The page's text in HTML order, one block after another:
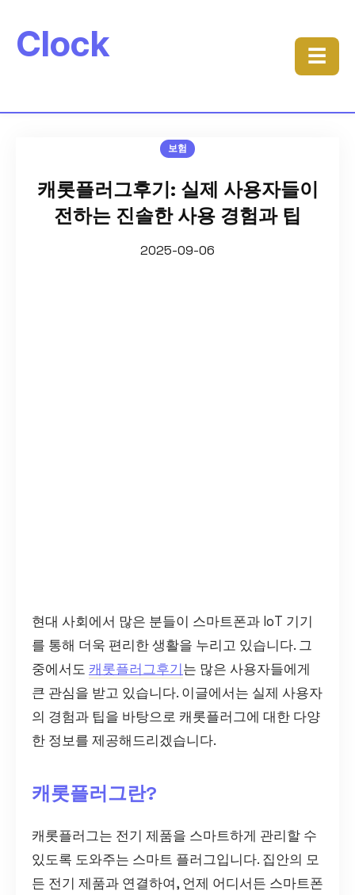
Clock ☰
보험
캐롯플러그후기: 실제 사용자들이
전하는 진솔한 사용 경험과 팁
2025-09-06
현대 사회에서 많은 분들이 스마트폰과 IoT 기기
를 통해 더욱 편리한 생활을 누리고 있습니다. 그
중에서도 캐롯플러그후기는 많은 사용자들에게
큰 관심을 받고 있습니다. 이글에서는 실제 사용자
의 경험과 팁을 바탕으로 캐롯플러그에 대한 다양
한 정보를 제공해드리겠습니다.
캐롯플러그란?
캐롯플러그는 전기 제품을 스마트하게 관리할 수
있도록 도와주는 스마트 플러그입니다. 집안의 모
든 전기 제품과 연결하여, 언제 어디서든 스마트폰